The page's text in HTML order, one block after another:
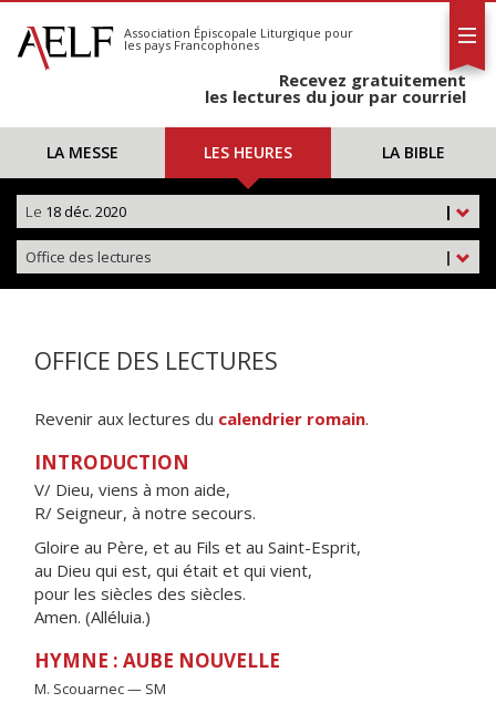
S'abonner
Calendrier
Association Épiscopale Liturgique pour
les pays Francophones
Recevez gratuitement
les lectures du jour par courriel
LA MESSE LES HEURES LA BIBLE
|
Le 18 déc. 2020
|
Office des lectures
OFFICE DES LECTURES
Revenir aux lectures du calendrier romain.
INTRODUCTION
V/ Dieu, viens à mon aide,
R/ Seigneur, à notre secours.
Gloire au Père, et au Fils et au Saint-Esprit,
au Dieu qui est, qui était et qui vient,
pour les siècles des siècles.
Amen. (Alléluia.)
HYMNE : AUBE NOUVELLE
M. Scouarnec — SM